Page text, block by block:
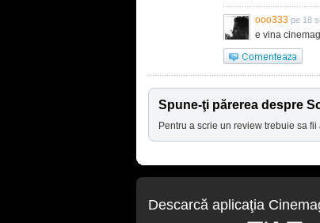
ooo333 pe 18
e vina
Spune-ţi părerea despre
Pentru a scrie un review trebuie sa
Descarcă aplicaţia